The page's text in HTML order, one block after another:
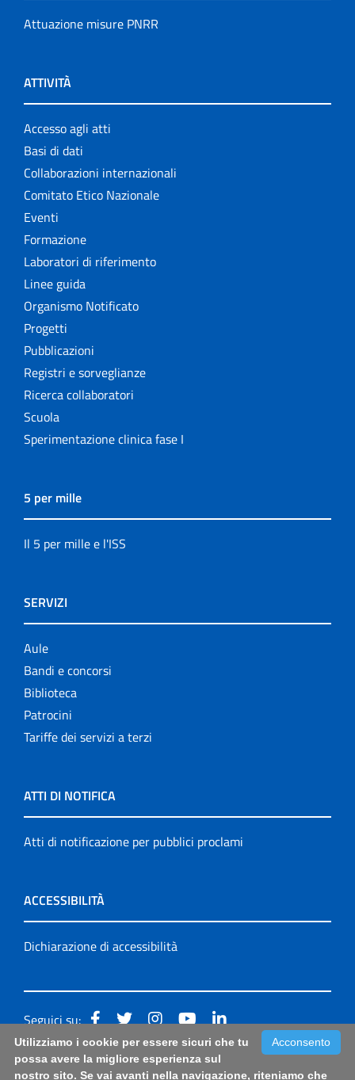
Attuazione misure PNRR
ATTIVITÀ
Accesso agli atti
Basi di dati
Collaborazioni internazionali
Comitato Etico Nazionale
Eventi
Formazione
Laboratori di riferimento
Linee guida
Organismo Notificato
Progetti
Pubblicazioni
Registri e sorveglianze
Ricerca collaboratori
Scuola
Sperimentazione clinica fase I
5 per mille
Il 5 per mille e l'ISS
SERVIZI
Aule
Bandi e concorsi
Biblioteca
Patrocini
Tariffe dei servizi a terzi
ATTI DI NOTIFICA
Atti di notificazione per pubblici proclami
ACCESSIBILITÀ
Dichiarazione di accessibilità
Seguici su:
Accessibilità: form di segnalazione di prima istanza per
Acconsento
Utilizziamo i cookie per essere sicuri che tu
possa avere la migliore esperienza sul
nostro sito. Se vai avanti nella navigazione, riteniamo che